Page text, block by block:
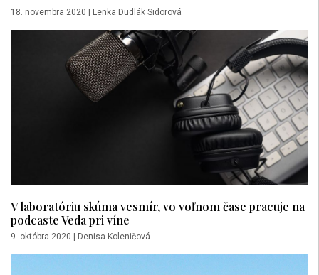
18. novembra 2020 | Lenka Dudlák Sidorová
V laboratóriu skúma vesmír, vo voľnom čase pracuje na
podcaste Veda pri víne
9. októbra 2020 | Denisa Koleničová